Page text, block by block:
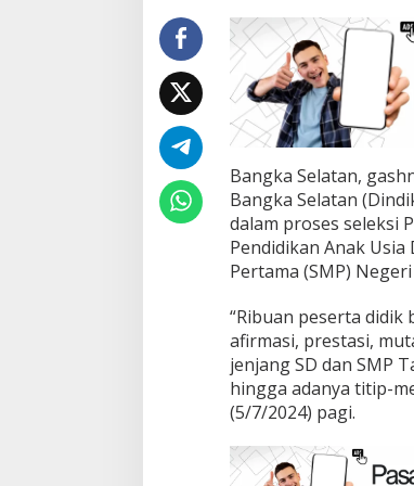
Bangka Selatan,
Bangka Selatan
dalam proses seleksi
Pendidikan Anak Usia
Pertama (SMP)
“Ribuan peserta didik
afirmasi, prestasi,
jenjang SD dan SMP
hingga adanya titip-
(5/7/2024) pagi.